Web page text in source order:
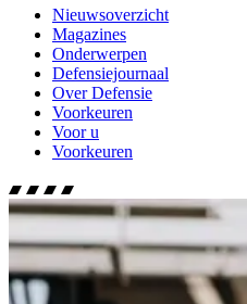
Nieuwsoverzicht
Magazines
Onderwerpen
Defensiejournaal
Over Defensie
Voorkeuren
Voor u
Voorkeuren